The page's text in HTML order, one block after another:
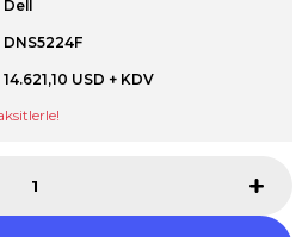
Dell
DNS5224F
14.621,10 USD + KDV